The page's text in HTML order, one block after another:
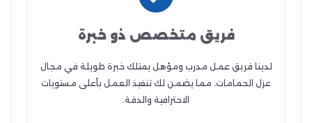
فريق متخصص ذو خبرة
لدينا فريق عمل مدرب ومؤهل يمتلك خبرة طويلة في مجال
عزل الحمامات. مما يضمن لك تنفيذ العمل بأعلى مستويات
الاحترافية والدقة.